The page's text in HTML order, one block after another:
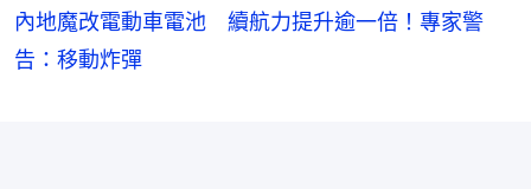
內地魔改電動車電池 續航力提升逾一倍！專家警
告：移動炸彈